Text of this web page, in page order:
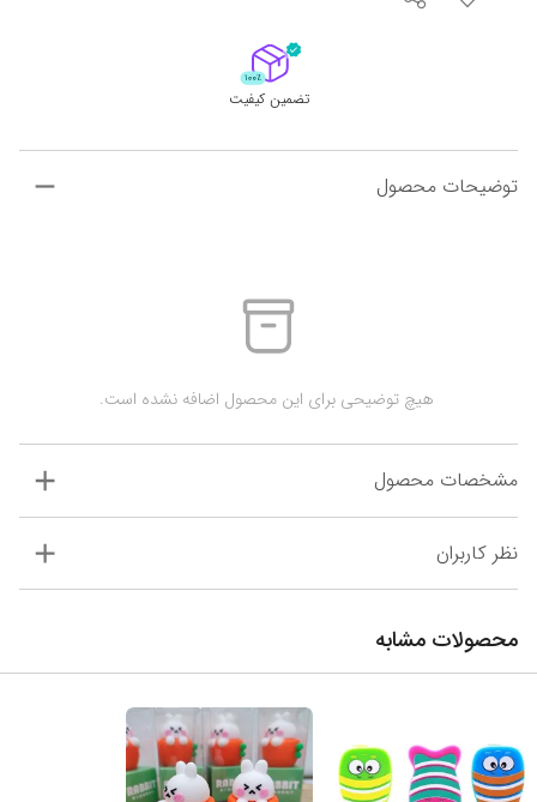
تضمین کیفیت
توضیحات محصول
مشخصات محصول
نظر کاربران
محصولات مشابه